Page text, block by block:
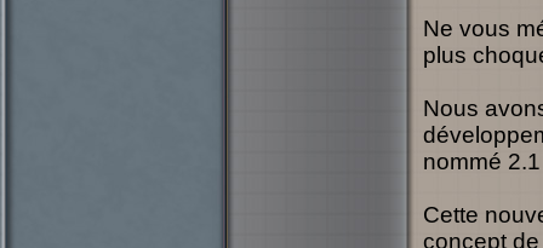
Ne vous
plus
Nous
nommé 2.1
Cette
concept